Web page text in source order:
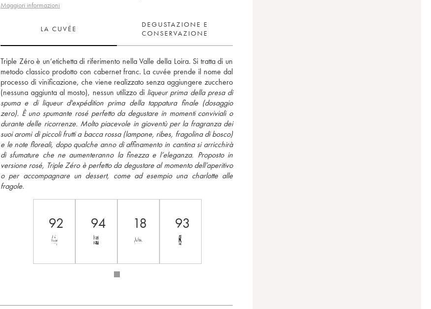
Maggiori informazioni
LA CUVÉE
DEGUSTAZIONE E
CONSERVAZIONE
Triple Zéro è un’etichetta di riferimento nella Valle della Loira. Si tratta di un
metodo classico prodotto con cabernet franc. La cuvée prende il nome dal
processo di vinificazione, che viene realizzato senza aggiungere zucchero
(nessuna aggiunta al mosto), nessun utilizzo di liqueur prima della presa di
spuma e di liqueur d'expédition prima della tappatura finale (dosaggio
zero). È uno spumante rosé perfetto da degustare in momenti conviviali o
durante delle ricorrenze. Molto piacevole in gioventù per la fragranza dei
suoi aromi di piccoli frutti a bacca rossa (lampone, ribes, fragolina di bosco)
e le note floreali, dopo qualche anno di affinamento in cantina si arricchirà
di sfumature che ne aumenteranno la finezza e l’eleganza. Proposto in
versione rosé, Triple Zéro è perfetto da degustare al momento dell’aperitivo
o per accompagnare un dessert, come ad esempio una charlotte alle
fragole.
92 94 18 93